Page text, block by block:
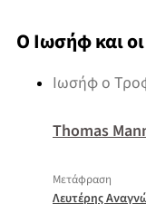
Ο Ιωσήφ και
Ιωσήφ ο
Thomas
Μετάφραση
Λευτέρης